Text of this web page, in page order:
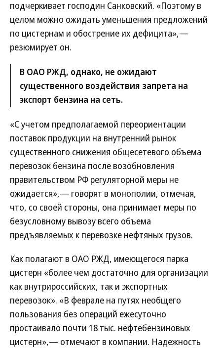
подчеркивает господин Санковский. «Поэтому в
целом можно ожидать уменьшения предложений
по цистернам и обострение их дефицита»,—
резюмирует он.
В ОАО РЖД, однако, не ожидают
существенного воздействия запрета на
экспорт бензина на сеть.
«С учетом предполагаемой переориентации
поставок продукции на внутренний рынок
существенного снижения общесетевого объема
перевозок бензина после возобновления
правительством РФ регуляторной меры не
ожидается»,— говорят в монополии, отмечая,
что, со своей стороны, она принимает меры по
безусловному вывозу всего объема
предъявляемых к перевозке нефтяных грузов.
Как полагают в ОАО РЖД, имеющегося парка
цистерн «более чем достаточно для организации
как внутрироссийских, так и экспортных
перевозок». «В феврале на путях необщего
пользования без операций ежесуточно
простаивало почти 18 тыс. нефтебензиновых
цистерн»,— отмечают в компании. Надежность